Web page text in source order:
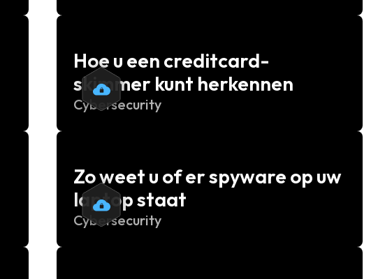
Hoe u een creditcard-
skimmer kunt herkennen
Cybersecurity
Zo weet u of er spyware op uw
laptop staat
Cybersecurity